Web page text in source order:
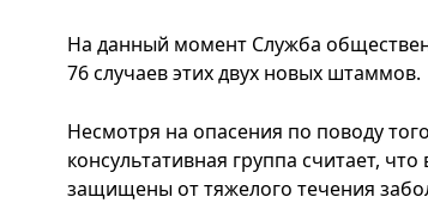
На данный момент Служба
76 случаев этих двух новых штаммов.
Несмотря на опасения по поводу
консультативная группа считает,
защищены от тяжелого течения